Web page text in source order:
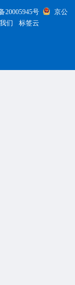
20005945号
京公
们 标签云